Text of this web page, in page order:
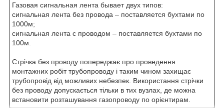
Газовая сигнальная лента бывает двух типов:
сигнальная лента без провода – поставляется бухтами по
1000м;
сигнальная лента с проводом – поставляется бухтами по
100м.
Стрічка без проводу попереджає про проведення
монтажних робіт трубопроводу і таким чином захищає
трубопровід від можливих небезпек. Використання стрічки
без проводу допускається тільки в тих вузлах, де можна
встановити розташування газопроводу по орієнтирам.